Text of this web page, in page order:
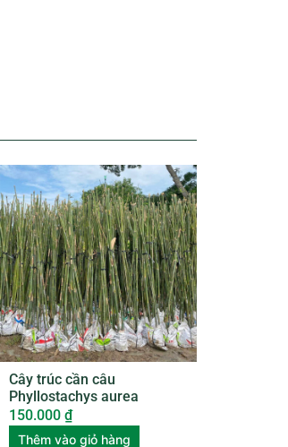
Cây trúc cần câu
Phyllostachys aurea
150.000 ₫
Thêm vào giỏ hàng